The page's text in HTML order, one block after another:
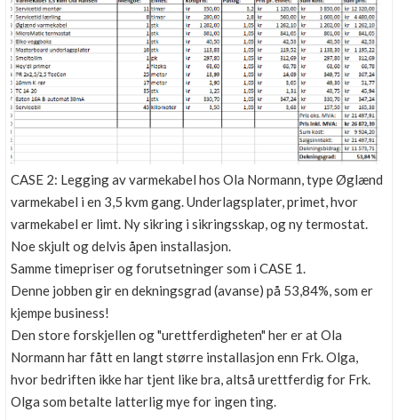
CASE 2: Legging av varmekabel hos Ola Normann, type Øglænd
varmekabel i en 3,5 kvm gang. Underlagsplater, primet, hvor
varmekabel er limt. Ny sikring i sikringsskap, og ny termostat.
Noe skjult og delvis åpen installasjon.
Samme timepriser og forutsetninger som i CASE 1.
Denne jobben gir en dekningsgrad (avanse) på 53,84%, som er
kjempe business!
Den store forskjellen og "urettferdigheten" her er at Ola
Normann har fått en langt større installasjon enn Frk. Olga,
hvor bedriften ikke har tjent like bra, altså urettferdig for Frk.
Olga som betalte latterlig mye for ingen ting.